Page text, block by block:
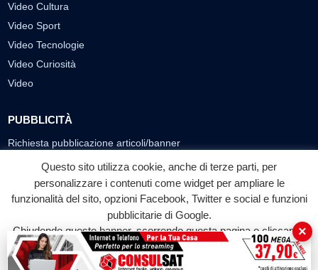
Video Cultura
Video Sport
Video Tecnologie
Video Curiosità
Video
PUBBLICITÀ
Richiesta pubblicazione articoli/banner
SEGUICI SUI SOCIAL
f
Facebook
◎ ▶
YouTube
© 2026 LABTV - Tutti i diritti riservati
Questo sito utilizza cookie, anche di terze parti, per
personalizzare i contenuti come widget per ampliare le
funzionalità del sito, opzioni Facebook, Twitter e social e funzioni
pubblicitarie di Google.
Chiudendo questo banner, scorrendo questa pagina o cliccando
su qualunque suo elemento acconsenti all'uso dei cookie.
×